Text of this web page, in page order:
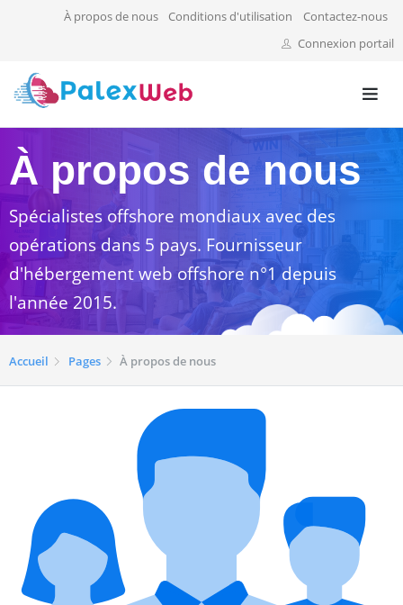
À propos de nous Conditions d'utilisation
Contactez-nous
Connexion portail
À propos de nous
Spécialistes offshore mondiaux avec des
opérations dans 5 pays. Fournisseur
d'hébergement web offshore n°1 depuis
l'année 2015.
Accueil Pages À propos de nous